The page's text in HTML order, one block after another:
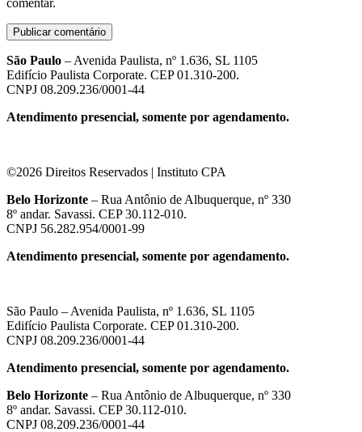
São Paulo – Avenida Paulista, nº 1.636, SL 1105
Edifício Paulista Corporate. CEP 01.310-200.
CNPJ 08.209.236/0001-44
Atendimento presencial, somente por agendamento.
©2026 Direitos Reservados | Instituto CPA
Belo Horizonte – Rua Antônio de Albuquerque, nº 330
8º andar. Savassi. CEP 30.112-010.
CNPJ 56.282.954/0001-99
Atendimento presencial, somente por agendamento.
São Paulo – Avenida Paulista, nº 1.636, SL 1105
Edifício Paulista Corporate. CEP 01.310-200.
CNPJ 08.209.236/0001-44
Atendimento presencial, somente por agendamento.
Belo Horizonte – Rua Antônio de Albuquerque, nº 330
8º andar. Savassi. CEP 30.112-010.
CNPJ 08.209.236/0001-44